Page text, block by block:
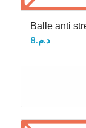
Balle anti
د.م.8